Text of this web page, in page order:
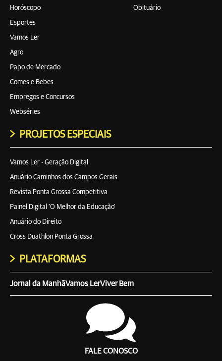
Horóscopo
Esportes
Vamos Ler
Agro
Papo de Mercado
Comes e Bebes
Empregos e Concursos
Webséries
Obituário
PROJETOS ESPECIAIS
Vamos Ler - Geração Digital
Anuário Caminhos dos Campos Gerais
Revista Ponta Grossa Competitiva
Painel Digital 'O Melhor da Educação'
Anuário do Direito
Cross Duathlon Ponta Grossa
PLATAFORMAS
Jornal da ManhãVamos LerViver Bem
FALE CONOSCO